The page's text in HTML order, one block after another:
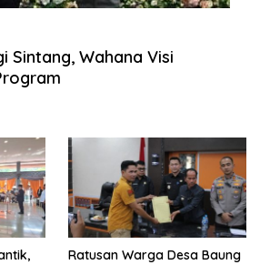
Sintang, Wahana Visi
Ratusan Warga Desa Baung